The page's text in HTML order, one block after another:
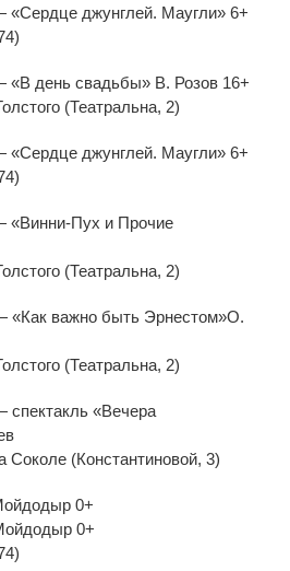
«Сердце джунглей. Маугли» 6+
«В день свадьбы» В. Розов 16+
(Театральна, 2)
«Сердце джунглей. Маугли» 6+
«Винни-Пух и Прочие
(Театральна, 2)
«Как важно быть Эрнестом»О.
(Театральна, 2)
спектакль «Вечера
Соколе (Константиновой, 3)
0+
0+